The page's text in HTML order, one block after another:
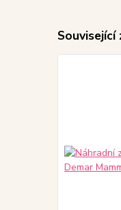
Související